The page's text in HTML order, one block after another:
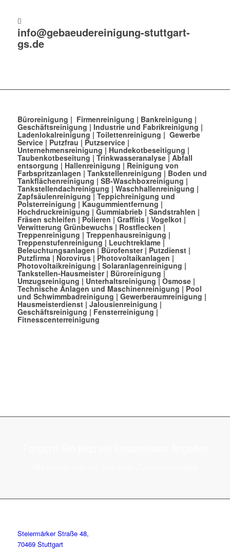
info@gebaeudereinigung-stuttgart-
gs.de
Büroreinigung | Firmenreinigung | Bankreinigung |
Geschäftsreinigung | Industrie und Fabrikreinigung |
Ladenlokalreinigung| Toilettenreinigung | Gewerbe
Service| Putzfrau | Putzservice|
Unternehmensreinigung | Hundekotbeseitigung |
Taubenkotbeseitung | Trinkwasseranalyse|Abfall
entsorgung | Hallenreinigung | Reinigung von
Farbspritzanlagen | Tankstellenreinigung| Boden und
Tankflächenreinigung | SB-Waschboxreinigung |
Tankstellendachreinigung | Waschhallenreinigung |
Zapfsäulenreinigung| Teppichreinigung und
Polsterreinigung| Kaugummientfernung|
Hochdruckreinigung | Gummiabrieb | Sandstrahlen |
Fräsen schleifen | Polieren | Graffitis| Vogelkot|
Verwitterung Grünbewuchs| Rostflecken|
Treppenreinigung | Treppenhausreinigung |
Treppenstufenreinigung| Leuchtreklame|
Beleuchtungsanlagen |Bürofenster| Putzdienst|
Putzfirma | Norovirus| Photovoltaikanlagen |
Photovoltaikreinigung | Solaranlagenreinigung |
Tankstellen-Hausmeister| Büroreinigung |
Umzugsreinigung | Unterhaltsreinigung|Osmose|
Technische Anlagen und Maschinenreinigung | Pool
und Schwimmbadreinigung | Gewerberaumreinigung |
Hausmeisterdienst| Jalousienreinigung |
Geschäftsreinigung | Fensterreinigung|
Fitnesscenterreinigung
Steiermärker Straße 48,
70469 Stuttgart